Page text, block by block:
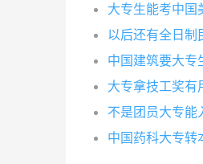
大专生能考中国
以后还有全日制
中国建筑要大专
大专拿技工奖有
不是团员大专能
中国药科大专转